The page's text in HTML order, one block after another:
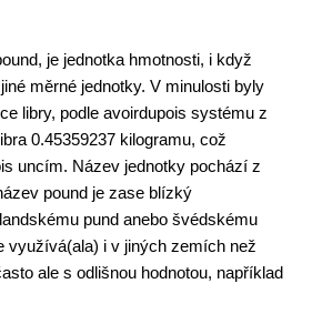
je jednotka hmotnosti, i když
měrné jednotky. V minulosti byly
libry, podle avoirdupois systému z
0.45359237 kilogramu, což
uncím. Název jednotky pochází z
pound je zase blízký
pund anebo švédskému
využívá(ala) i v jiných zemích než
ale s odlišnou hodnotou, například